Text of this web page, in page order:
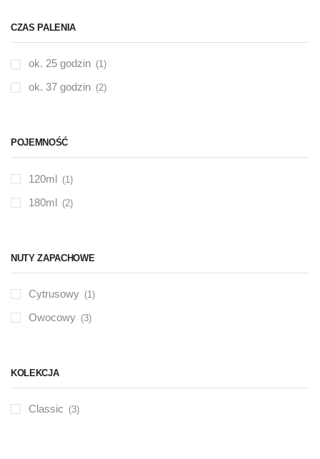
CZAS PALENIA
ok. 25 godzin (1)
ok. 37 godzin (2)
POJEMNOŚĆ
120ml (1)
180ml (2)
NUTY ZAPACHOWE
Cytrusowy (1)
Owocowy (3)
KOLEKCJA
Classic (3)